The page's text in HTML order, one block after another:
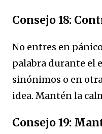
Consejo 18:
No entres en
palabra durante el
sinónimos o en
idea. Mantén la
Consejo 19: